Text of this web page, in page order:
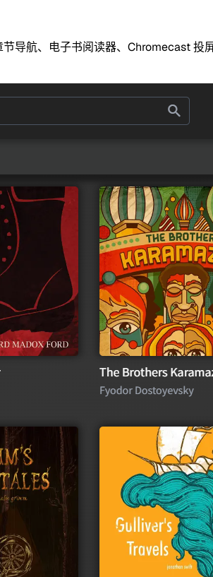
导航、电子书阅读器、Chromecast 投